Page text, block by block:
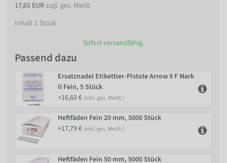
17,65 EURzzgl. ges. MwSt.
Inhalt 1 Stück
Sofort versandfähig.
Passend dazu
Ersatznadel Etikettier-Pistole Arrow 9 F Mark
II Fein, 5 Stück
+16,60 € (inkl. ges. MwSt.)
Heftfäden Fein 20 mm, 5000 Stück
+17,79 € (inkl. ges. MwSt.)
Heftfäden Fein 50 mm, 5000 Stück